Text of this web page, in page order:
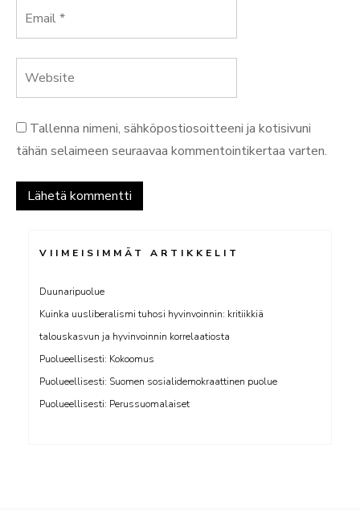
Tallenna nimeni, sähköpostiosoitteeni ja kotisivuni
tähän selaimeen seuraavaa kommentointikertaa varten.
VIIMEISIMMÄT ARTIKKELIT
Duunaripuolue
Kuinka uusliberalismi tuhosi hyvinvoinnin: kritiikkiä
talouskasvun ja hyvinvoinnin korrelaatiosta
Puolueellisesti: Kokoomus
Puolueellisesti: Suomen sosialidemokraattinen puolue
Puolueellisesti: Perussuomalaiset